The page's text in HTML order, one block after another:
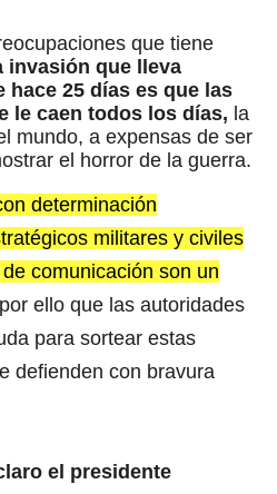
que tiene
invasión que lleva
hace 25 días es que las
le caen todos los días, la
mundo, a expensas de ser
el horror de la guerra.
determinación
militares y civiles
comunicación son un
ello que las autoridades
para sortear estas
defienden con bravura
el presidente